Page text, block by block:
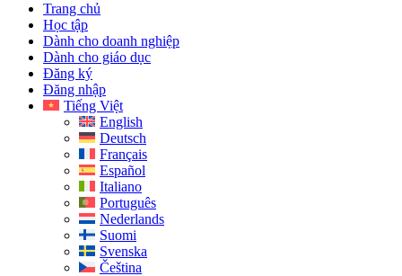
Trang chủ
Học tập
Dành cho doanh nghiệp
Dành cho giáo dục
Đăng ký
Đăng nhập
Tiếng Việt
English
Deutsch
Français
Español
Italiano
Português
Nederlands
Suomi
Svenska
Čeština